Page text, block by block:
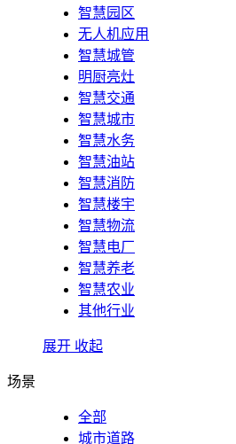
智慧园区
无人机应用
智慧城管
明厨亮灶
智慧交通
智慧城市
智慧水务
智慧油站
智慧消防
智慧楼宇
智慧物流
智慧电厂
智慧养老
智慧农业
其他行业
展开 收起
场景
全部
城市道路